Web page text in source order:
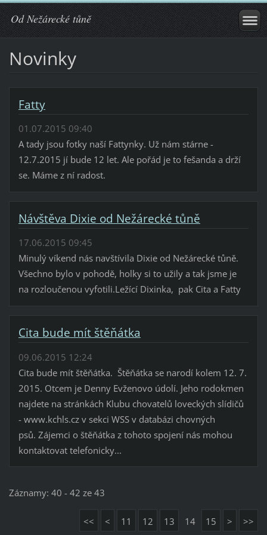
Od Nežárecké tůně
Novinky
Fatty
01.07.2015 09:40
A tady jsou fotky naší Fattynky. Už nám stárne -
12.7.2015 jí bude 12 let. Ale pořád je to fešanda a drží
se. Máme z ní radost.
Návštěva Dixie od Nežárecké tůně
17.06.2015 09:45
Minulý víkend nás navštívila Dixie od Nežárecké tůně.
Všechno bylo v pohodě, holky si to užily a tak jsme je
na rozloučenou vyfotili.Ležící Dixinka, pak Cita a Fatty
Cita bude mít štěňátka
09.06.2015 12:24
Cita bude mít štěňátka. Štěňátka se narodí kolem 12. 7.
2015. Otcem je Denny Evženovo údolí. Jeho rodokmen
najdete na stránkách Klubu chovatelů loveckých slídičů
- www.kchls.cz v sekci WSS v databázi chovných
psů. Zájemci o štěňátka z tohoto spojení nás mohou
kontaktovat telefonicky...
Záznamy: 40 - 42 ze 43
<< < 11 12 13 14 15 > >>